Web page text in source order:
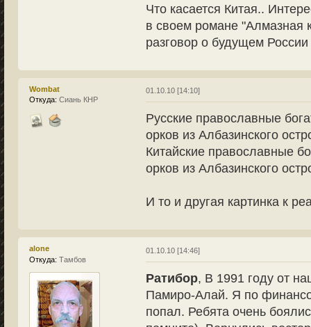
Что касается Китая..
в своем романе "Алмазная
разговор о будущем
Wombat
Откуда: Сиань КНР
01.10.10 [14:10]
Русские православные
орков из Албазинского
Китайские православные
орков из Албазинского
И то и другая картинка к
alone
Откуда: Тамбов
01.10.10 [14:46]
Ратибор, В 1991 году от
Памиро-Алай. Я по
попал. Ребята очень